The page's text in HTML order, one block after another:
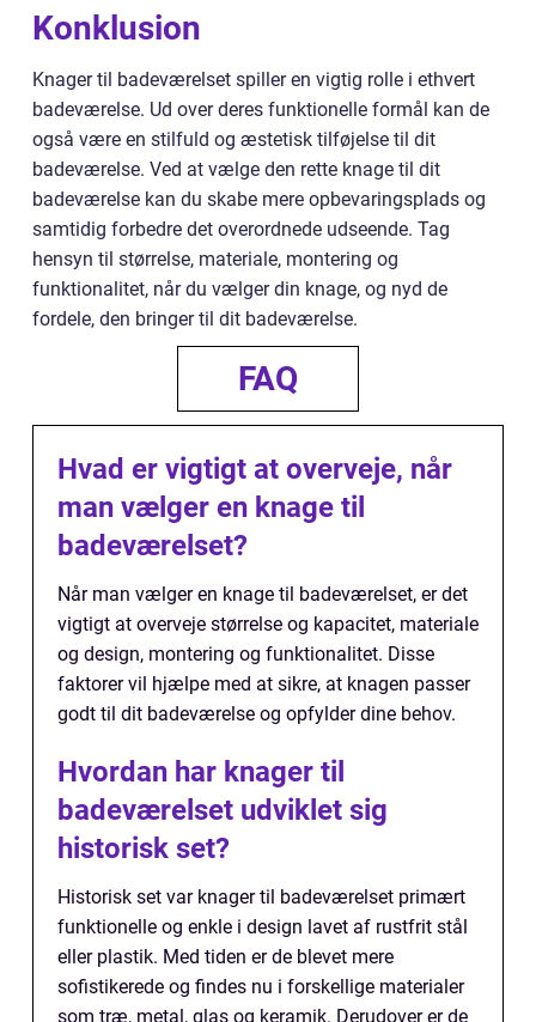
Konklusion
Knager til badeværelset spiller en vigtig rolle i ethvert
badeværelse. Ud over deres funktionelle formål kan de
også være en stilfuld og æstetisk tilføjelse til dit
badeværelse. Ved at vælge den rette knage til dit
badeværelse kan du skabe mere opbevaringsplads og
samtidig forbedre det overordnede udseende. Tag
hensyn til størrelse, materiale, montering og
funktionalitet, når du vælger din knage, og nyd de
fordele, den bringer til dit badeværelse.
FAQ
Hvad er vigtigt at overveje, når
man vælger en knage til
badeværelset?
Når man vælger en knage til badeværelset, er det
vigtigt at overveje størrelse og kapacitet, materiale
og design, montering og funktionalitet. Disse
faktorer vil hjælpe med at sikre, at knagen passer
godt til dit badeværelse og opfylder dine behov.
Hvordan har knager til
badeværelset udviklet sig
historisk set?
Historisk set var knager til badeværelset primært
funktionelle og enkle i design lavet af rustfrit stål
eller plastik. Med tiden er de blevet mere
sofistikerede og findes nu i forskellige materialer
som træ, metal, glas og keramik. Derudover er de